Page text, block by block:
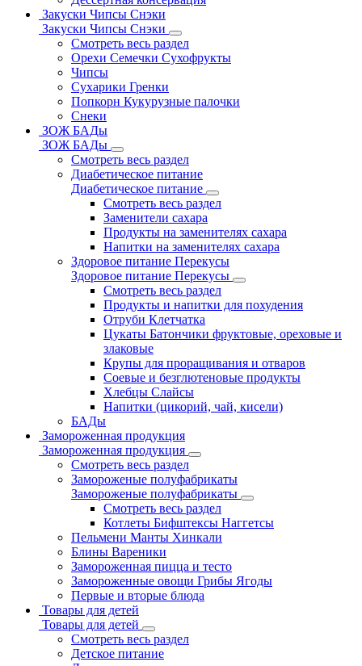
Закуски Чипсы Снэки
Закуски Чипсы Снэки
Смотреть весь раздел
Орехи Семечки Сухофрукты
Чипсы
Сухарики Гренки
Попкорн Кукурузные палочки
Снеки
ЗОЖ БАДы
ЗОЖ БАДы
Смотреть весь раздел
Диабетическое питание
Диабетическое питание
Смотреть весь раздел
Заменители сахара
Продукты на заменителях сахара
Напитки на заменителях сахара
Здоровое питание Перекусы
Здоровое питание Перекусы
Смотреть весь раздел
Продукты и напитки для похудения
Отруби Клетчатка
Цукаты Батончики фруктовые, ореховые и
злаковые
Крупы для проращивания и отваров
Соевые и безглютеновые продукты
Хлебцы Слайсы
Напитки (цикорий, чай, кисели)
БАДы
Замороженная продукция
Замороженная продукция
Смотреть весь раздел
Замороженые полуфабрикаты
Замороженые полуфабрикаты
Смотреть весь раздел
Котлеты Бифштексы Наггетсы
Пельмени Манты Хинкали
Блины Вареники
Замороженная пицца и тесто
Замороженные овощи Грибы Ягоды
Первые и вторые блюда
Товары для детей
Товары для детей
Смотреть весь раздел
Детское питание